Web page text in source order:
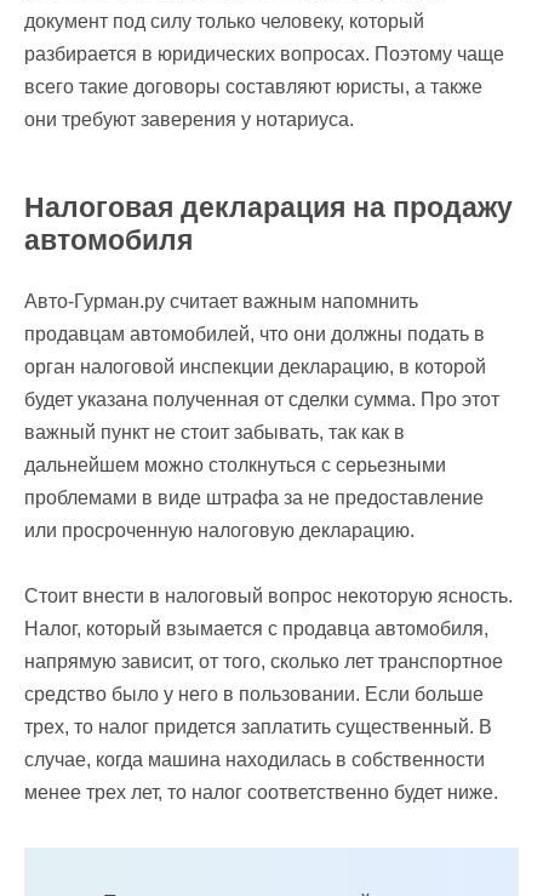
документ под силу только человеку, который
разбирается в юридических вопросах. Поэтому чаще
всего такие договоры составляют юристы, а также
они требуют заверения у нотариуса.
Налоговая декларация на продажу
автомобиля
Авто-Гурман.ру считает важным напомнить
продавцам автомобилей, что они должны подать в
орган налоговой инспекции декларацию, в которой
будет указана полученная от сделки сумма. Про этот
важный пункт не стоит забывать, так как в
дальнейшем можно столкнуться с серьезными
проблемами в виде штрафа за не предоставление
или просроченную налоговую декларацию.
Стоит внести в налоговый вопрос некоторую ясность.
Налог, который взымается с продавца автомобиля,
напрямую зависит, от того, сколько лет транспортное
средство было у него в пользовании. Если больше
трех, то налог придется заплатить существенный. В
случае, когда машина находилась в собственности
менее трех лет, то налог соответственно будет ниже.